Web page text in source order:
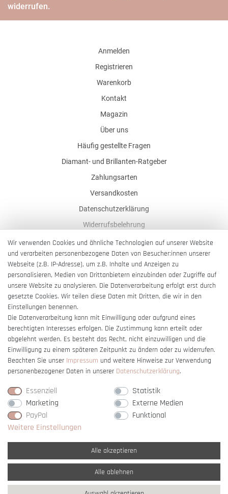
widerrufen.
Anmelden
Registrieren
Warenkorb
Kontakt
Magazin
Über uns
Häufig gestellte Fragen
Diamant- und Brillanten-Ratgeber
Zahlungsarten
Versandkosten
Datenschutzerklärung
Widerrufsbelehrung
AGB
Impressum
Barrierefreiheitserklärung
Vertrag widerrufen
* Alle Preise verstehen sich inkl. gesetzl. MwSt. undzzgl. Versandkosten
Wir verwenden Cookies und ähnliche Technologien auf unserer Website
und verarbeiten personenbezogene Daten von Besucher:innen unserer
Webseite (z.B. IP-Adresse), um z.B. Inhalte und Anzeigen zu
personalisieren, Medien von Drittanbietern einzubinden oder Zugriffe auf
unsere Website zu analysieren. Die Datenverarbeitung erfolgt erst durch
gesetzte Cookies. Wir teilen diese Daten mit Dritten, die wir in den
Einstellungen benennen.
Die Datenverarbeitung kann mit Einwilligung oder aufgrund eines
berechtigten Interesses erfolgen. Die Zustimmung kann erteilt oder
abgelehnt werden. Es besteht das Recht, nicht einzuwilligen und die
Einwilligung zu einem späteren Zeitpunkt zu ändern oder zu widerrufen.
Beachten Sie unser Impressum und weitere Hinweise zur Verwendung
personenbezogener Daten in unserer Daten­schutz­erklärung.
Essenziell
Statistik
Marketing
Externe Medien
PayPal
Funktional
Weitere Einstellungen
Alle akzeptieren
Alle ablehnen